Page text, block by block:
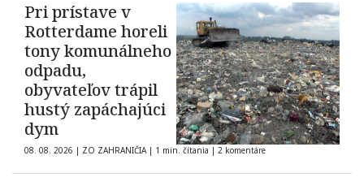
Pri prístave v
Rotterdame horeli
tony komunálneho
odpadu,
obyvateľov trápil
hustý zapáchajúci
dym
08. 08. 2026 | ZO ZAHRANIČIA | 1 min. čítania | 2 komentáre